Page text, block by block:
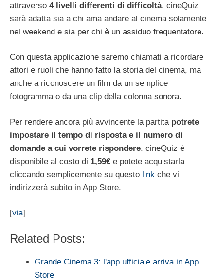
attraverso 4 livelli differenti di difficoltà. cineQuiz
sarà adatta sia a chi ama andare al cinema solamente
nel weekend e sia per chi è un assiduo frequentatore.
Con questa applicazione saremo chiamati a ricordare
attori e ruoli che hanno fatto la storia del cinema, ma
anche a riconoscere un film da un semplice
fotogramma o da una clip della colonna sonora.
Per rendere ancora più avvincente la partita potrete
impostare il tempo di risposta e il numero di
domande a cui vorrete rispondere. cineQuiz è
disponibile al costo di 1,59€ e potete acquistarla
cliccando semplicemente su questo link che vi
indirizzerà subito in App Store.
[via]
Related Posts:
Grande Cinema 3: l'app ufficiale arriva in App
Store